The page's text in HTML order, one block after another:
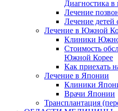
Диагностика в
Лечение
Лечение
Лечение в Южной
Клиники
Стоимость
Южной Корее
Как приехать
Лечение в Японии
Клиники
Врачи Японии
Трансплантация